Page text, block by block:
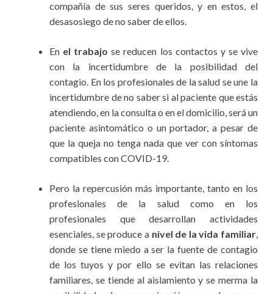
compañía de sus seres queridos, y en estos, el
desasosiego de no saber de ellos.
En el trabajo se reducen los contactos y se vive
con la incertidumbre de la posibilidad del
contagio. En los profesionales de la salud se une la
incertidumbre de no saber si al paciente que estás
atendiendo, en la consulta o en el domicilio, será un
paciente asintomático o un portador, a pesar de
que la queja no tenga nada que ver con síntomas
compatibles con COVID-19.
Pero la repercusión más importante, tanto en los
profesionales de la salud como en los
profesionales que desarrollan actividades
esenciales, se produce a nivel de la vida familiar,
donde se tiene miedo a ser la fuente de contagio
de los tuyos y por ello se evitan las relaciones
familiares, se tiende al aislamiento y se merma la